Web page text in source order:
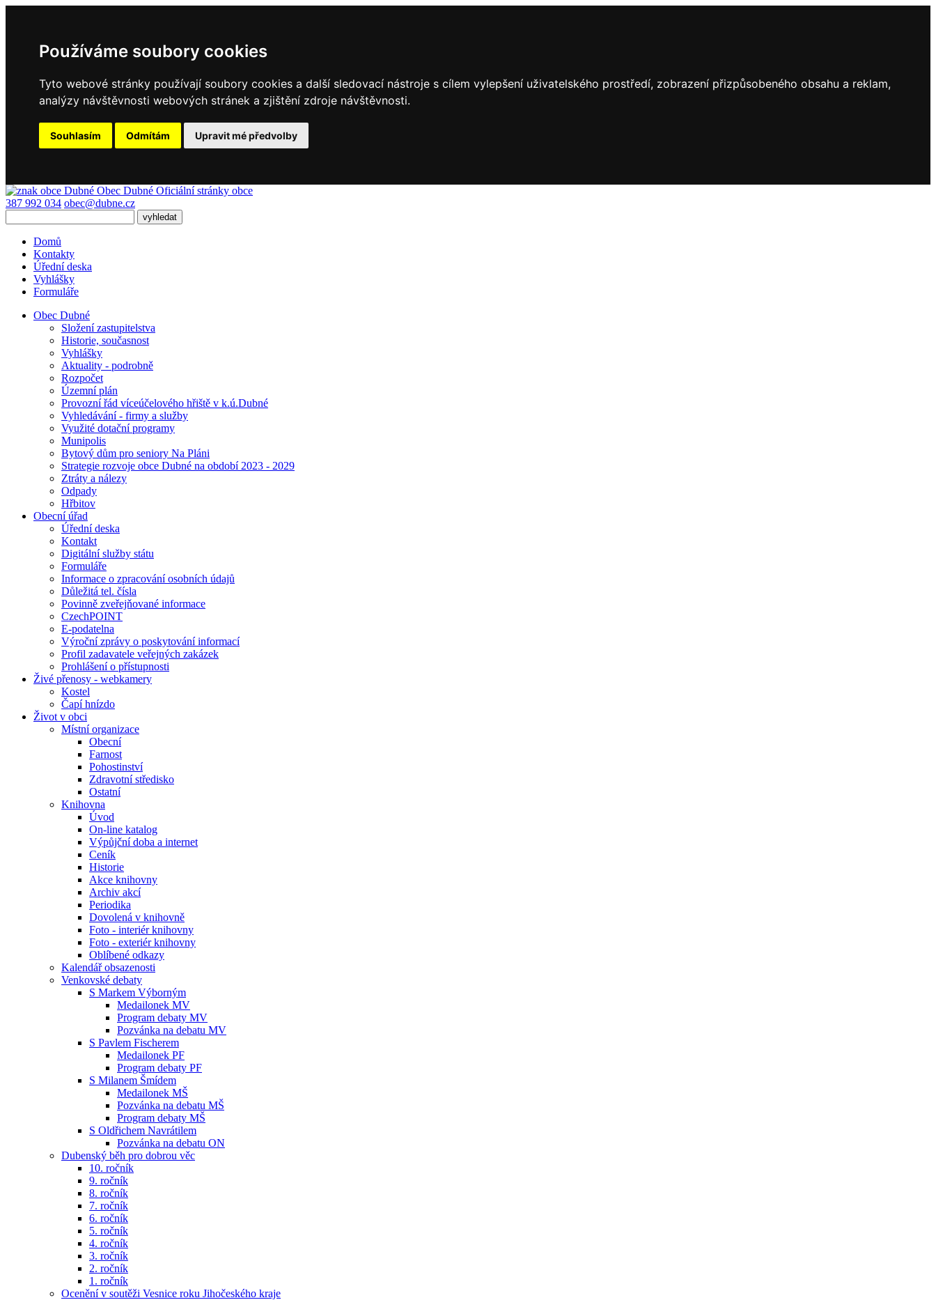
Používáme soubory cookies
Tyto webové stránky používají soubory cookies a další sledovací nástroje s cílem vylepšení uživatelského prostředí, zobrazení přizpůsobeného obsahu a reklam,
analýzy návštěvnosti webových stránek a zjištění zdroje návštěvnosti.
Souhlasím Odmítám Upravit mé předvolby
Obec Dubné Oficiální stránky obce
387 992 034 obec@dubne.cz
Domů
Kontakty
Úřední deska
Vyhlášky
Formuláře
Obec Dubné
Složení zastupitelstva
Historie, současnost
Vyhlášky
Aktuality - podrobně
Rozpočet
Územní plán
Provozní řád víceúčelového hřiště v k.ú.Dubné
Vyhledávání - firmy a služby
Využité dotační programy
Munipolis
Bytový dům pro seniory Na Pláni
Strategie rozvoje obce Dubné na období 2023 - 2029
Ztráty a nálezy
Odpady
Hřbitov
Obecní úřad
Úřední deska
Kontakt
Digitální služby státu
Formuláře
Informace o zpracování osobních údajů
Důležitá tel. čísla
Povinně zveřejňované informace
CzechPOINT
E-podatelna
Výroční zprávy o poskytování informací
Profil zadavatele veřejných zakázek
Prohlášení o přístupnosti
Živé přenosy - webkamery
Kostel
Čapí hnízdo
Život v obci
Místní organizace
Obecní
Farnost
Pohostinství
Zdravotní středisko
Ostatní
Knihovna
Úvod
On-line katalog
Výpůjční doba a internet
Ceník
Historie
Akce knihovny
Archiv akcí
Periodika
Dovolená v knihovně
Foto - interiér knihovny
Foto - exteriér knihovny
Oblíbené odkazy
Kalendář obsazenosti
Venkovské debaty
S Markem Výborným
Medailonek MV
Program debaty MV
Pozvánka na debatu MV
S Pavlem Fischerem
Medailonek PF
Program debaty PF
S Milanem Šmídem
Medailonek MŠ
Pozvánka na debatu MŠ
Program debaty MŠ
S Oldřichem Navrátilem
Pozvánka na debatu ON
Dubenský běh pro dobrou věc
10. ročník
9. ročník
8. ročník
7. ročník
6. ročník
5. ročník
4. ročník
3. ročník
2. ročník
1. ročník
Ocenění v soutěži Vesnice roku Jihočeského kraje